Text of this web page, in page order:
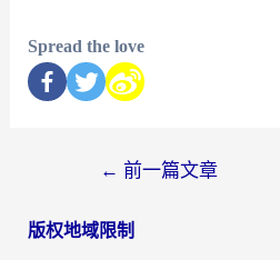
Spread the love
← 前一篇文章
版权地域限制